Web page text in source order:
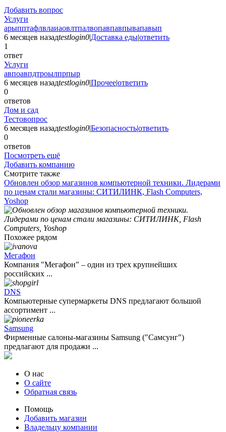
Добавить вопрос
Услуги
арыпптафлвлаиаовлтпалвопавпавпывапавып
6 месяцев назадtestlogin0|Доставка еды|ответить
1
ответ
Услуги
авпоавпдтроылпрпыр
6 месяцев назадtestlogin0|Прочее|ответить
0
ответов
Дом и сад
Тестовопрос
6 месяцев назадtestlogin0|Безопасность|ответить
0
ответов
Посмотреть ещё
Добавить компанию
Смотрите также
Обновлен обзор магазинов компьютерной техники. Лидерами
по ценам стали магазины: СИТИЛИНК, Flash Computers,
Yoshop
Похожее рядом
Мегафон
Компания "Мегафон" – один из трех крупнейших
российских ...
DNS
Компьютерные супермаркеты DNS предлагают большой
ассортимент ...
Samsung
Фирменные салоны-магазины Samsung ("Самсунг")
предлагают для продажи ...
О нас
О сайте
Обратная связь
Помощь
Добавить магазин
Владельцу компании